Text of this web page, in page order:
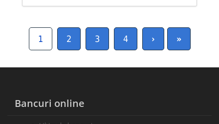
1 2 3 4 › »
Bancuri online